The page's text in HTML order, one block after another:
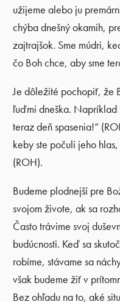
užijeme alebo ju
chýba dnešný okamih,
zajtrajšok. Sme múdri,
čo Boh chce, aby sme
Je dôležité pochopiť, že
ľuďmi dneška.
teraz deň spasenia!“
keby ste počuli jeho
(ROH).
Budeme plodnejší pre
svojom živote, ak sa
Často trávime svoj
budúcnosti. Keď sa
robíme, stávame sa
však budeme žiť v
Bez ohľadu na to, aké